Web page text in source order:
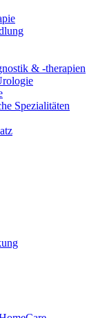
Informationen
uns in
& -therapien
Spezialitäten